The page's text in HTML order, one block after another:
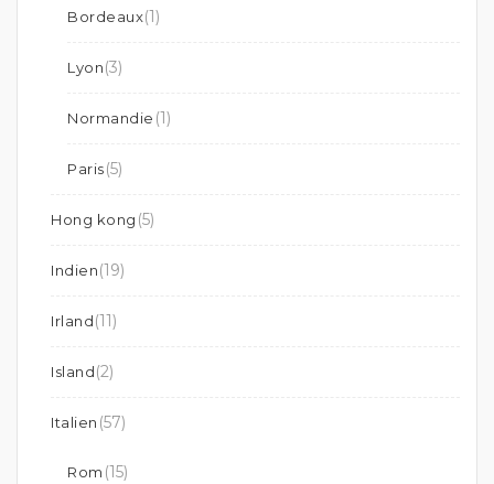
Bordeaux(1)
Lyon(3)
Normandie (1)
Paris(5)
Hong kong (5)
Indien(19)
Irland(11)
Island(2)
Italien (57)
Rom (15)